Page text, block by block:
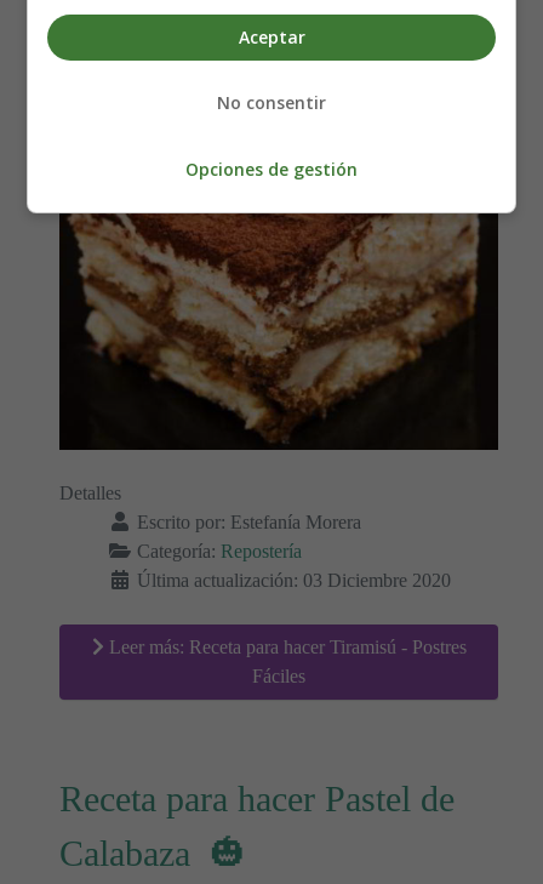
Postres Fáciles
Detalles
Escrito por: Estefanía Morera
Categoría: Repostería
Última actualización: 03 Diciembre 2020
Leer más: Receta para hacer Tiramisú - Postres
Fáciles
Receta para hacer Pastel de
Calabaza 🎃
Aceptar
No consentir
Opciones de gestión